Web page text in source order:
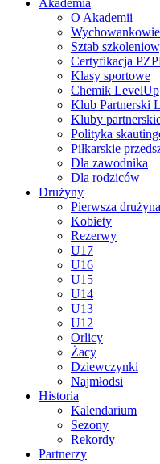
Akademia
O Akademii
Wychowankowie
Sztab
Certyfikacja
Klasy sportowe
Chemik LevelUp
Klub Partnerski
Kluby
Polityka
Piłkarskie
Dla zawodnika
Dla rodziców
Drużyny
Pierwsza drużyna
Kobiety
Rezerwy
U17
U16
U15
U14
U13
U12
Orlicy
Żacy
Dziewczynki
Najmłodsi
Historia
Kalendarium
Sezony
Rekordy
Partnerzy